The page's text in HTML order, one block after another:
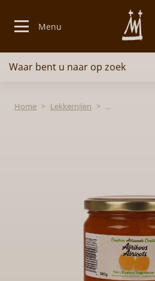
Over ons
Contact
Menu
Waar bent u naar op zoek
Home Lekkernijen